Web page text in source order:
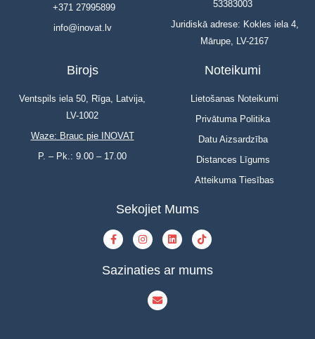
+371 27995899
info@inovat.lv
53383003
Juridiskā adrese: Kokles iela 4,
Mārupe, LV-2167
Birojs
Ventspils iela 50, Rīga, Latvija,
LV-1002
Waze: Brauc pie INOVAT
P. – Pk.: 9.00 – 17.00
Noteikumi
Lietošanas Noteikumi
Privātuma Politika
Datu Aizsardzība
Distances Līgums
Atteikuma Tiesības
Sekojiet Mums
Sazinaties ar mums